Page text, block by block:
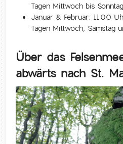
Tagen Mittwoch bis Sonntag
Januar & Februar: 11.00
Tagen Mittwoch, Samstag
Über das
abwärts nach St.